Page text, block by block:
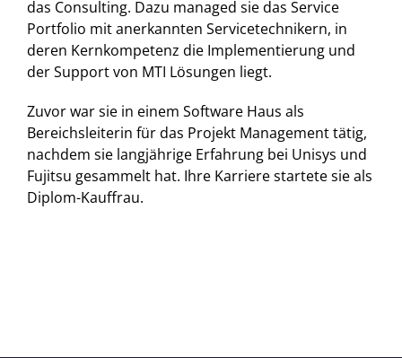
das Consulting. Dazu managed sie das Service
Portfolio mit anerkannten Servicetechnikern, in
deren Kernkompetenz die Implementierung und
der Support von MTI Lösungen liegt.
Zuvor war sie in einem Software Haus als
Bereichsleiterin für das Projekt Management tätig,
nachdem sie langjährige Erfahrung bei Unisys und
Fujitsu gesammelt hat. Ihre Karriere startete sie als
Diplom-Kauffrau.